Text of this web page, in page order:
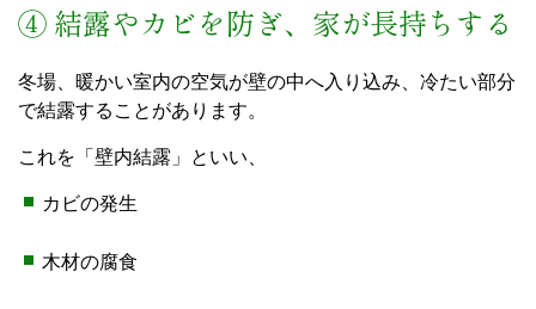
④ 結露やカビを防ぎ、家が長持ちする
冬場、暖かい室内の空気が壁の中へ入り込み、冷たい部分
で結露することがあります。
これを「壁内結露」といい、
カビの発生
木材の腐食